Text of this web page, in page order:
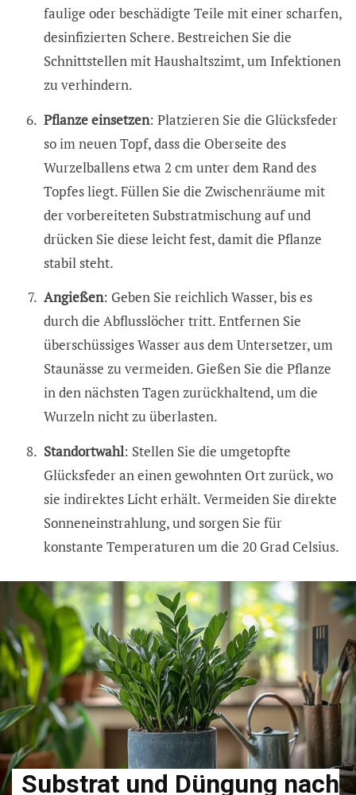
faulige oder beschädigte Teile mit einer scharfen,
desinfizierten Schere. Bestreichen Sie die
Schnittstellen mit Haushaltszimt, um Infektionen
zu verhindern.
Pflanze einsetzen: Platzieren Sie die Glücksfeder
so im neuen Topf, dass die Oberseite des
Wurzelballens etwa 2 cm unter dem Rand des
Topfes liegt. Füllen Sie die Zwischenräume mit
der vorbereiteten Substratmischung auf und
drücken Sie diese leicht fest, damit die Pflanze
stabil steht.
Angießen: Geben Sie reichlich Wasser, bis es
durch die Abflusslöcher tritt. Entfernen Sie
überschüssiges Wasser aus dem Untersetzer, um
Staunässe zu vermeiden. Gießen Sie die Pflanze
in den nächsten Tagen zurückhaltend, um die
Wurzeln nicht zu überlasten.
Standortwahl: Stellen Sie die umgetopfte
Glücksfeder an einen gewohnten Ort zurück, wo
sie indirektes Licht erhält. Vermeiden Sie direkte
Sonneneinstrahlung, und sorgen Sie für
konstante Temperaturen um die 20 Grad Celsius.
Substrat und Düngung nach